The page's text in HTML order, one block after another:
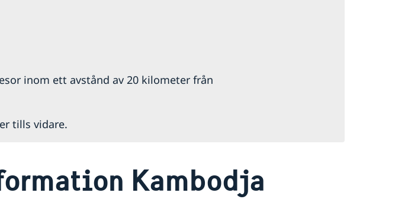
inom ett avstånd av 20 kilometer från
tills vidare.
Kambodja